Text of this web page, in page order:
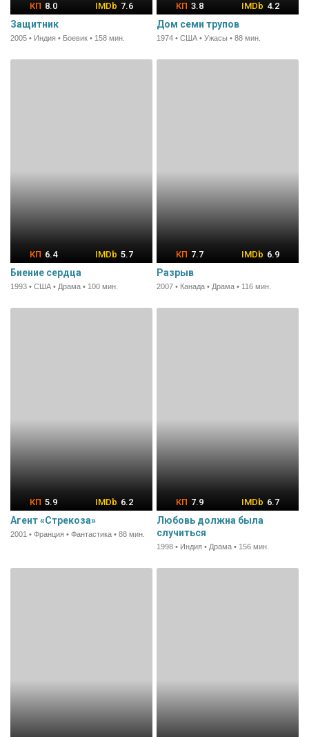
8.0 7.6
Защитник
2005 • Индия • Боевик • 158 мин.
3.8 4.2
Дом семи трупов
1974 • США • Ужасы • 88 мин.
6.4 5.7
Биение сердца
1993 • США • Драма • 100 мин.
7.7 6.9
Разрыв
2007 • Канада • Драма • 116 мин.
5.9 6.2
Агент «Стрекоза»
2001 • Франция • Фантастика • 88 мин.
7.9 6.7
Любовь должна была
случиться
1998 • Индия • Драма • 156 мин.